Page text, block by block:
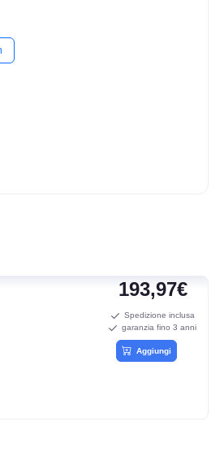
193,97€
Spedizione inclusa
garanzia fino 3 anni
Aggiungi